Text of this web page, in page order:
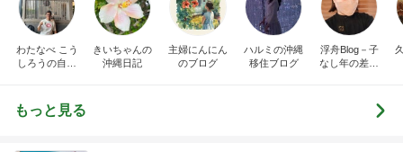
わたなべ こう
しろうの自遊
OOD』
きいちゃんの
沖縄日記
主婦にんにん
のブログ
ハルミの沖縄
移住ブログ
浮舟Blog－子
なし年の差夫
もっと見る